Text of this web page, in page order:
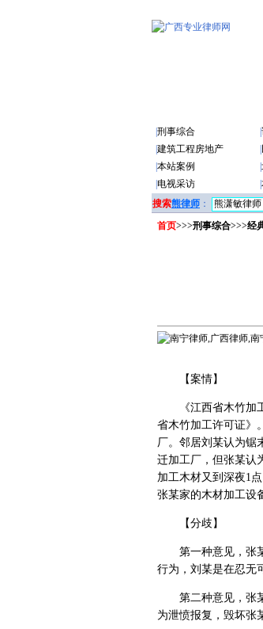
刑事综合
建筑工程房地产
本站案例
电视采访
搜索熊律师 ：
首页>>>刑事综合>>>经
【案情】
《江西省木竹加工
省木竹加工许可证》
厂。邻居刘某认为锯
迁加工厂，但张某认
加工木材又到深夜1
张某家的木材加工设
【分歧】
第一种意见，张某
行为，刘某是在忍无
第二种意见，张某
为泄愤报复，毁坏张